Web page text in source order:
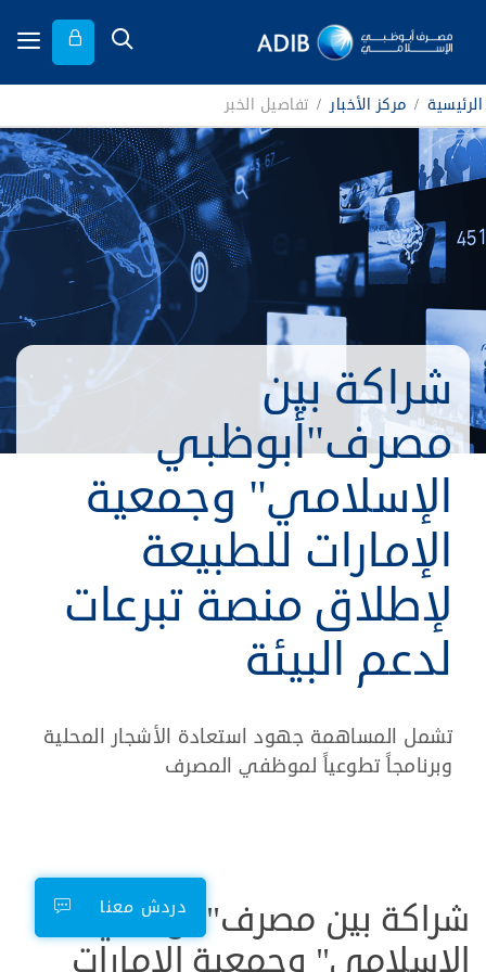
الرئيسية / مركز الأخبار / تفاصيل الخبر
شراكة بين
مصرف"أبوظبي
الإسلامي" وجمعية
الإمارات للطبيعة
لإطلاق منصة تبرعات
لدعم البيئة
تشمل المساهمة جهود استعادة الأشجار المحلية
وبرنامجاً تطوعياً لموظفي المصرف​
شراكة بين مصرف"أبوظبي
الإسلامي" وجمعية الإمارات
دردش معنا